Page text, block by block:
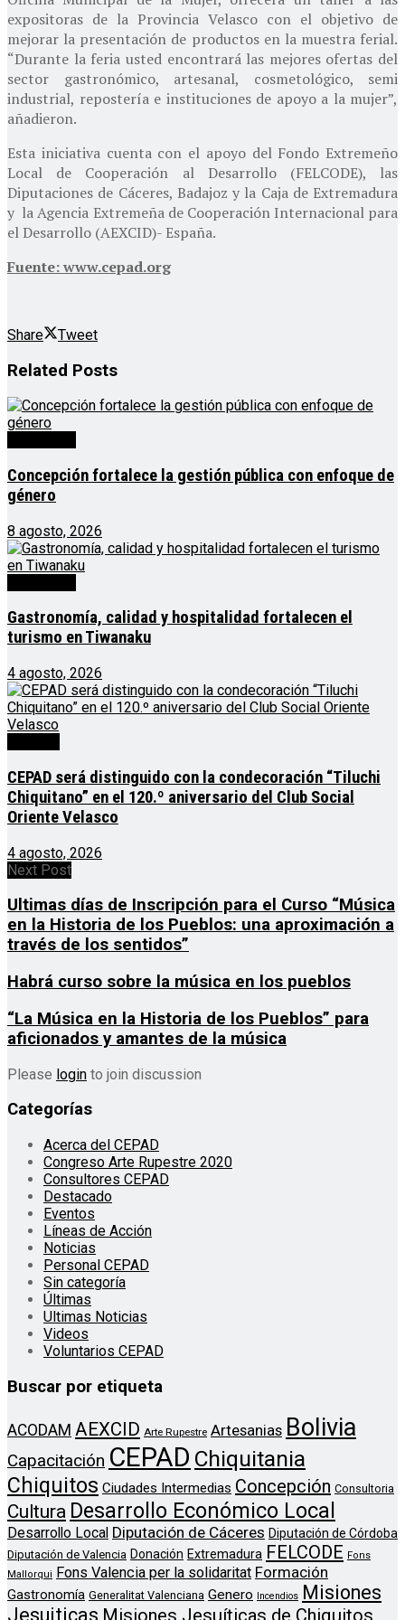
expositoras de la Provincia Velasco con el objetivo de
mejorar la presentación de productos en la muestra ferial.
“Durante la feria usted encontrará las mejores ofertas del
sector gastronómico, artesanal, cosmetológico, semi
industrial, repostería e instituciones de apoyo a la mujer”,
añadieron.
Esta iniciativa cuenta con el apoyo del Fondo Extremeño
Local de Cooperación al Desarrollo (FELCODE), las
Diputaciones de Cáceres, Badajoz y la Caja de Extremadura
y la Agencia Extremeña de Cooperación Internacional para
el Desarrollo (AEXCID)- España.
Fuente: www.cepad.org
Share Tweet
Related Posts
Concepción fortalece la gestión pública con enfoque de
género
8 agosto, 2026
Gastronomía, calidad y hospitalidad fortalecen el
turismo en Tiwanaku
4 agosto, 2026
CEPAD será distinguido con la condecoración “Tiluchi
Chiquitano” en el 120.º aniversario del Club Social
Oriente Velasco
4 agosto, 2026
Next Post
Ultimas días de Inscripción para el Curso “Música
en la Historia de los Pueblos: una aproximación a
través de los sentidos”
Habrá curso sobre la música en los pueblos
“La Música en la Historia de los Pueblos” para
aficionados y amantes de la música
Please login to join discussion
Categorías
Acerca del CEPAD
Congreso Arte Rupestre 2020
Consultores CEPAD
Destacado
Eventos
Líneas de Acción
Noticias
Personal CEPAD
Sin categoría
Últimas
Ultimas Noticias
Videos
Voluntarios CEPAD
Buscar por etiqueta
ACODAM AEXCID Arte Rupestre Artesanias Bolivia
Capacitación CEPAD Chiquitania
Chiquitos Ciudades Intermedias Concepción Consultoria
Cultura Desarrollo Económico Local
Desarrollo Local Diputación de Cáceres Diputación de Córdoba
Diputación de Valencia Donación Extremadura FELCODE Fons
Mallorqui
Fons Valencia per la solidaritat Formación
Gastronomía Generalitat Valenciana Genero Incendios
Misiones
Jesuiticas